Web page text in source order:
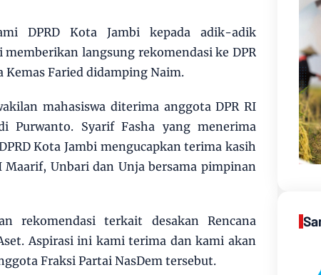
DPRD Kota Jambi kepada adik-adik
langsung rekomendasi ke DPR
Kemas Faried didamping Naim.
mahasiswa diterima anggota DPR RI
Purwanto. Syarif Fasha yang menerima
Kota Jambi mengucapkan terima kasih
Maarif, Unbari dan Unja bersama pimpinan
rekomendasi terkait desakan Rencana
Aspirasi ini kami terima dan kami akan
Fraksi Partai NasDem tersebut.